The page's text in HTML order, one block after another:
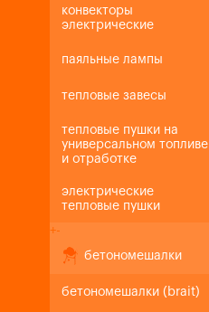
конвекторы
электрические
паяльные лампы
тепловые завесы
тепловые пушки на
универсальном топливе
и отработке
электрические
тепловые пушки
+-
бетономешалки
бетономешалки (brait)